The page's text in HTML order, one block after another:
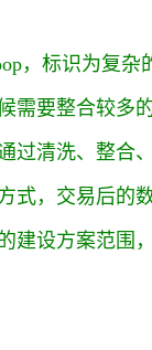
，标识为复
需要整合较多
过清洗、整合
式，交易后的
建设方案范围